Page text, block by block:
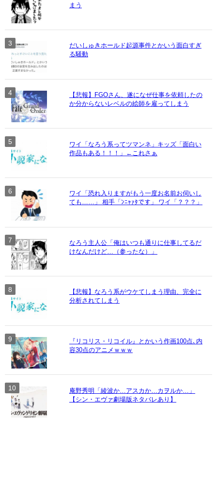
まう
だいしゅきホールド起源事件とかいう面白すぎ
る騒動
【悲報】FGOさん、遂になぜ仕事を依頼したの
か分からないレベルの絵師を雇ってしまう
ワイ「なろう系ってツマンネ」キッズ「面白い
作品もある！！！」←これさぁ
ワイ「恐れ入りますがもう一度お名前お伺いし
ても……」 相手「ﾝﾆｬｧﾀです」 ワイ「？？？」
なろう主人公「俺はいつも通りに仕事してるだ
けなんだけど…（参ったな）」
【悲報】なろう系がウケてしまう理由、完全に
分析されてしまう
『リコリス・リコイル』とかいう作画100点､内
容30点のアニメｗｗｗ
庵野秀明「綾波か…アスカか…カヲルか…」
【シン・エヴァ劇場版ネタバレあり】